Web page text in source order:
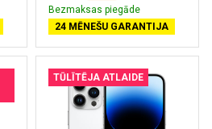
Bezmaksas piegāde
24 MĒNEŠU GARANTIJA
TŪLĪTĒJA ATLAIDE